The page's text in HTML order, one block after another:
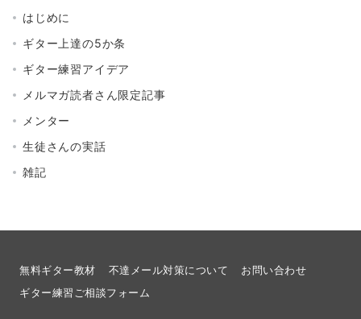
はじめに
ギター上達の5か条
ギター練習アイデア
メルマガ読者さん限定記事
メンター
生徒さんの実話
雑記
無料ギター教材 不達メール対策について
お問い合わせ
ギター練習ご相談フォーム